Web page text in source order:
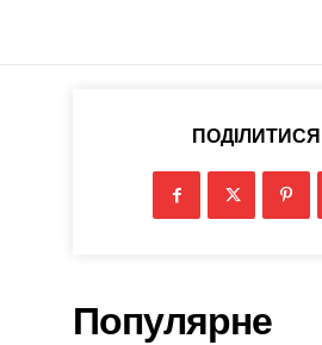
Популярне